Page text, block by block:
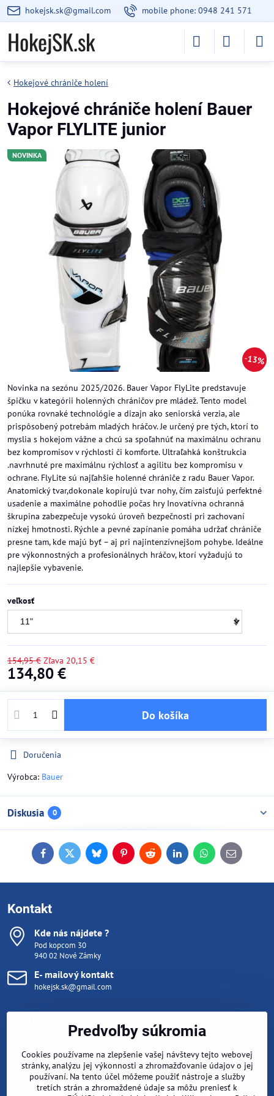
hokejsk.sk@gmail.com mobile phone: 0948 241 571
HokejSK.sk
NOVINKA
13%
Hokejové chrániče holení
Hokejové chrániče holení Bauer
Vapor FLYLITE junior
Novinka na sezónu 2025/2026. Bauer Vapor FlyLite predstavuje
špičku v kategórii holenných chráničov pre mládež. Tento model
ponúka rovnaké technológie a dizajn ako seniorská verzia, ale
prispôsobený potrebám mladých hráčov. Je určený pre tých, ktorí to
myslia s hokejom vážne a chcú sa spoľahnúť na maximálnu ochranu
bez kompromisov v rýchlosti či komforte. Ultraľahká konštrukcia
.navrhnuté pre maximálnu rýchlosť a agilitu bez kompromisu v
ochrane. FlyLite sú najľahšie holenné chrániče z radu Bauer Vapor.
Anatomický tvar,dokonale kopírujú tvar nohy, čím zaisťujú perfektné
usadenie a maximálne pohodlie počas hry Inovatívna ochranná
škrupina zabezpečuje vysokú úroveň bezpečnosti pri zachovaní
nízkej hmotnosti. Rýchle a pevné zapínanie pomáha udržať chrániče
presne tam, kde majú byť – aj pri najintenzívnejšom pohybe. Ideálne
pre výkonnostných a profesionálnych hráčov, ktorí vyžadujú to
najlepšie vybavenie.
veľkosť
154,95 € Zľava 20,15 €
134,80 €
Do košíka
Doručenia
Výrobca: Bauer
Diskusia 0
FacebookTwitterBlueskyPinterestReddit LinkedInWhatsApp
E-
mail
Kontakt
Kde nás nájdete ?
Pod kopcom 30
940 02 Nové Zámky
E- mailový kontakt
hokejsk.sk@gmail.com
Hotline
Sme tu pre vás aj na telefóne
Pondelok- Piatok 10:00 - 15:00
Počas tréningu (mimo týchto hodín) nám napíšte email na
hokejsk.sk@gmail.com, ozveme sa hneď ako sa vrátime z ľadu .
Predvoľby súkromia
Cookies používame na zlepšenie vašej návštevy tejto webovej
stránky, analýzu jej výkonnosti a zhromažďovanie údajov o jej
používaní. Na tento účel môžeme použiť nástroje a služby
tretích strán a zhromaždené údaje sa môžu preniesť k